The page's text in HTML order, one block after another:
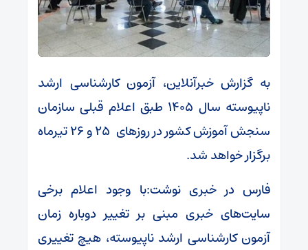
به گزارش خبرآنلاین، آزمون کارشناسی ارشد
ناپیوسته سال ۱۴۰۵ طبق اعلام قبلی سازمان
سنجش آموزش کشور در روزهای ۲۵ و ۲۶ تیرماه
برگزار خواهد شد.
فارس در خبری نوشت:با وجود اعلام برخی
سایت‌های خبری مبنی بر تغییر دوباره زمان
آزمون کارشناسی ارشد ناپیوسته، هیچ تغییری